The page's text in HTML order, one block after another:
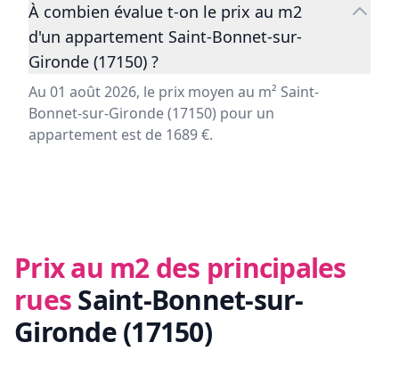
À combien évalue t-on le prix au m2
d'un appartement Saint-Bonnet-sur-
Gironde (17150) ?
Au 01 août 2026, le prix moyen au m² Saint-
Bonnet-sur-Gironde (17150) pour un
appartement est de 1689 €.
Prix au m2 des principales
ruesSaint-Bonnet-sur-
Gironde (17150)